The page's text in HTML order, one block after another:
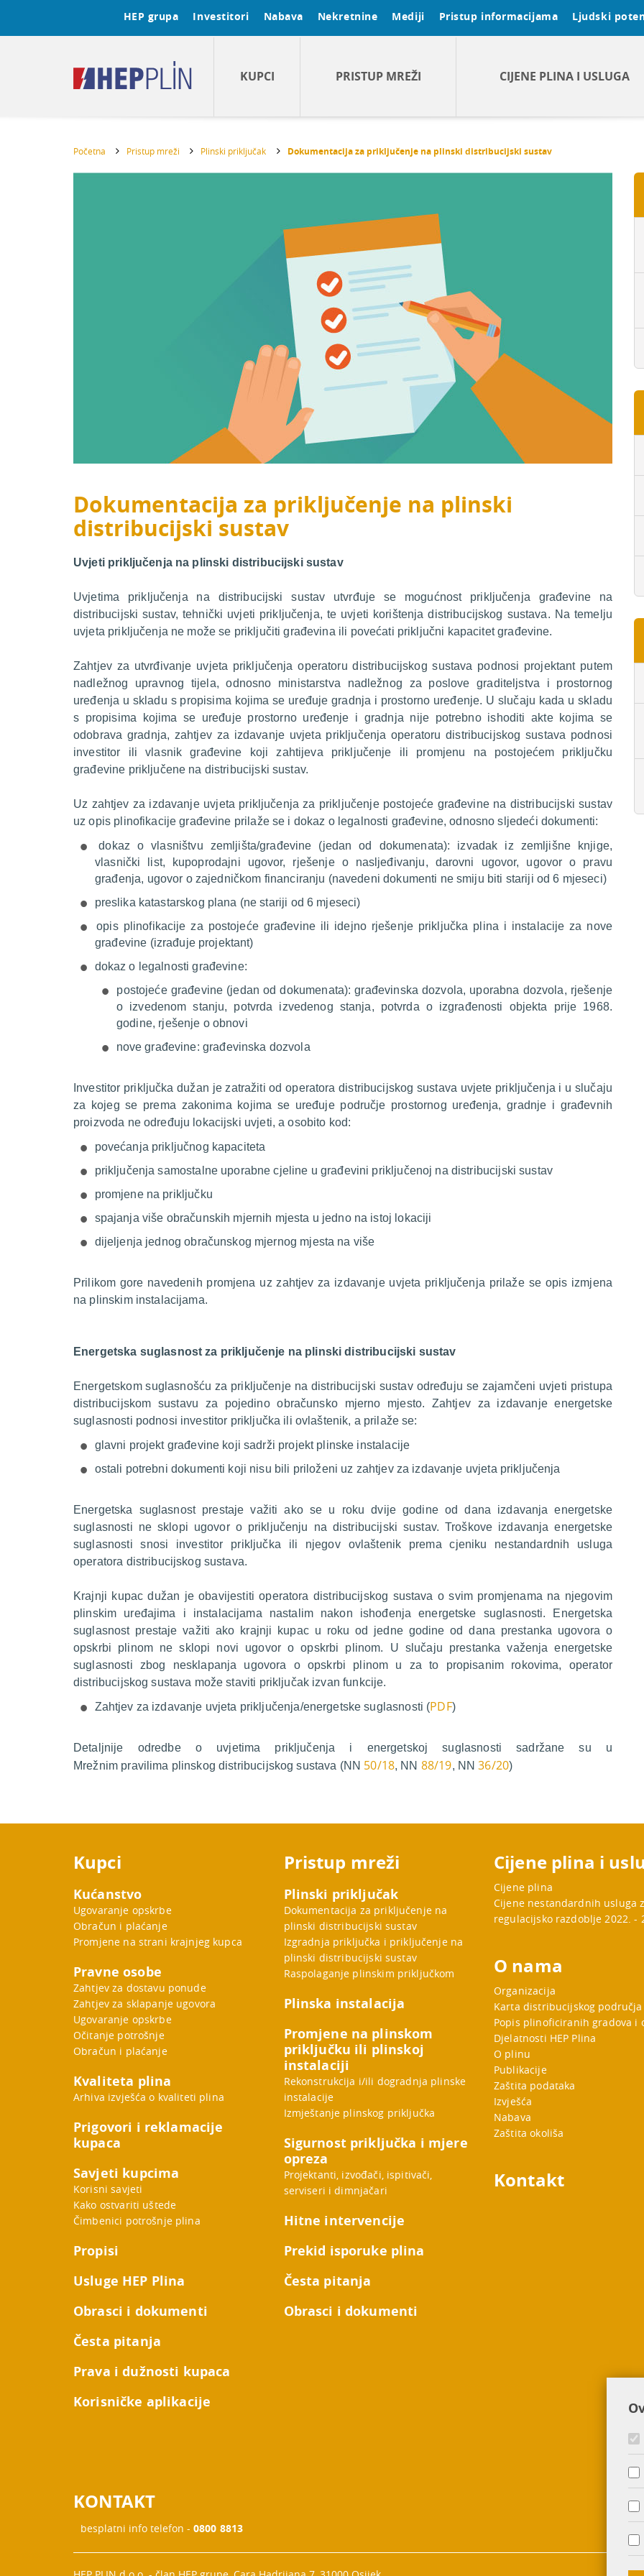
HEP grupa Investitori Nabava Nekretnine Mediji Pristup informacijama Ljudski
KUPCI PRISTUP MREŽI CIJENE PLINA I USLUGA
Početna Pristup mreži Plinski priključak Dokumentacija za priključenje na plinski distribucijski sustav
Dokumentacija za priključenje na plinski
distribucijski sustav
Uvjeti priključenja na plinski distribucijski sustav
Uvjetima priključenja na distribucijski sustav utvrđuje se mogućnost priključenja građevine na
distribucijski sustav, tehnički uvjeti priključenja, te uvjeti korištenja distribucijskog sustava. Na temelju
uvjeta priključenja ne može se priključiti građevina ili povećati priključni kapacitet građevine.
Zahtjev za utvrđivanje uvjeta priključenja operatoru distribucijskog sustava podnosi projektant putem
nadležnog upravnog tijela, odnosno ministarstva nadležnog za poslove graditeljstva i prostornog
uređenja u skladu s propisima kojima se uređuje gradnja i prostorno uređenje. U slučaju kada u skladu
s propisima kojima se uređuje prostorno uređenje i gradnja nije potrebno ishoditi akte kojima se
odobrava gradnja, zahtjev za izdavanje uvjeta priključenja operatoru distribucijskog sustava podnosi
investitor ili vlasnik građevine koji zahtijeva priključenje ili promjenu na postojećem priključku
građevine priključene na distribucijski sustav.
Uz zahtjev za izdavanje uvjeta priključenja za priključenje postojeće građevine na distribucijski sustav
uz opis plinofikacije građevine prilaže se i dokaz o legalnosti građevine, odnosno sljedeći dokumenti:
dokaz o vlasništvu zemljišta/građevine (jedan od dokumenata): izvadak iz zemljišne knjige,
vlasnički list, kupoprodajni ugovor, rješenje o nasljeđivanju, darovni ugovor, ugovor o pravu
građenja, ugovor o zajedničkom financiranju (navedeni dokumenti ne smiju biti stariji od 6 mjeseci)
preslika katastarskog plana (ne stariji od 6 mjeseci)
opis plinofikacije za postojeće građevine ili idejno rješenje priključka plina i instalacije za nove
građevine (izrađuje projektant)
dokaz o legalnosti građevine:
postojeće građevine (jedan od dokumenata): građevinska dozvola, uporabna dozvola, rješenje
o izvedenom stanju, potvrda izvedenog stanja, potvrda o izgrađenosti objekta prije 1968.
godine, rješenje o obnovi
nove građevine: građevinska dozvola
Investitor priključka dužan je zatražiti od operatora distribucijskog sustava uvjete priključenja i u slučaju
za kojeg se prema zakonima kojima se uređuje područje prostornog uređenja, gradnje i građevnih
proizvoda ne određuju lokacijski uvjeti, a osobito kod:
povećanja priključnog kapaciteta
priključenja samostalne uporabne cjeline u građevini priključenoj na distribucijski sustav
promjene na priključku
spajanja više obračunskih mjernih mjesta u jedno na istoj lokaciji
dijeljenja jednog obračunskog mjernog mjesta na više
Prilikom gore navedenih promjena uz zahtjev za izdavanje uvjeta priključenja prilaže se opis izmjena
na plinskim instalacijama.
Energetska suglasnost za priključenje na plinski distribucijski sustav
Energetskom suglasnošću za priključenje na distribucijski sustav određuju se zajamčeni uvjeti pristupa
distribucijskom sustavu za pojedino obračunsko mjerno mjesto. Zahtjev za izdavanje energetske
suglasnosti podnosi investitor priključka ili ovlaštenik, a prilaže se:
glavni projekt građevine koji sadrži projekt plinske instalacije
ostali potrebni dokumenti koji nisu bili priloženi uz zahtjev za izdavanje uvjeta priključenja
Energetska suglasnost prestaje važiti ako se u roku dvije godine od dana izdavanja energetske
suglasnosti ne sklopi ugovor o priključenju na distribucijski sustav. Troškove izdavanja energetske
suglasnosti snosi investitor priključka ili njegov ovlaštenik prema cjeniku nestandardnih usluga
operatora distribucijskog sustava.
Krajnji kupac dužan je obavijestiti operatora distribucijskog sustava o svim promjenama na njegovim
plinskim uređajima i instalacijama nastalim nakon ishođenja energetske suglasnosti. Energetska
suglasnost prestaje važiti ako krajnji kupac u roku od jedne godine od dana prestanka ugovora o
opskrbi plinom ne sklopi novi ugovor o opskrbi plinom. U slučaju prestanka važenja energetske
suglasnosti zbog nesklapanja ugovora o opskrbi plinom u za to propisanim rokovima, operator
distribucijskog sustava može staviti priključak izvan funkcije.
Zahtjev za izdavanje uvjeta priključenja/energetske suglasnosti (PDF)
Detaljnije odredbe o uvjetima priključenja i energetskoj suglasnosti sadržane su u
Mrežnim pravilima plinskog distribucijskog sustava (NN 50/18, NN 88/19, NN36/20)
Kupci
Kućanstvo
Ugovaranje opskrbe
Obračun i plaćanje
Promjene na strani krajnjeg kupca
Pravne osobe
Zahtjev za dostavu ponude
Zahtjev za sklapanje ugovora
Ugovaranje opskrbe
Očitanje potrošnje
Obračun i plaćanje
Kvaliteta plina
Arhiva izvješća o kvaliteti plina
Prigovori i reklamacije
kupaca
Savjeti kupcima
Korisni savjeti
Kako ostvariti uštede
Čimbenici potrošnje plina
Propisi
Usluge HEP Plina
Obrasci i dokumenti
Česta pitanja
Prava i dužnosti kupaca
Korisničke aplikacije
Pristup mreži
Plinski priključak
Dokumentacija za priključenje na
plinski distribucijski sustav
Izgradnja priključka i priključenje na
plinski distribucijski sustav
Raspolaganje plinskim priključkom
Plinska instalacija
Promjene na plinskom
priključku ili plinskoj
instalaciji
Rekonstrukcija i/ili dogradnja plinske
instalacije
Izmještanje plinskog priključka
Sigurnost priključka i mjere
opreza
Projektanti, izvođači, ispitivači,
serviseri i dimnjačari
Hitne intervencije
Prekid isporuke plina
Česta pitanja
Obrasci i dokumenti
Cijene plina i
Cijene plina
Cijene nestandardnih usluga
regulacijsko razdoblje 2022. -
O nama
Organizacija
Karta distribucijskog područja
Popis plinoficiranih gradova i
Djelatnosti HEP Plina
O plinu
Publikacije
Zaštita podataka
Izvješća
Nabava
Zaštita okoliša
Kontakt
KONTAKT
besplatni info telefon - 0800 8813